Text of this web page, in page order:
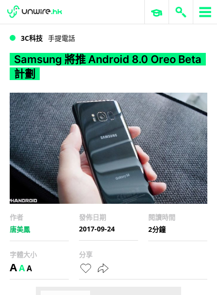
WWDC 2026 ERP 與商業 AI
3C科技 手提電話
Samsung 將推 Android 8.0 Oreo Beta
計劃
作者
唐美鳳
發佈日期
2017-09-24
閱讀時間
2分鐘
字體大小
AAA
分享